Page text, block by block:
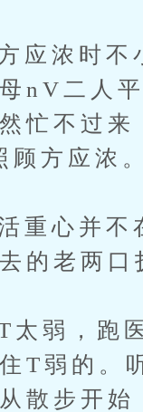
时不小
nV二人
忙不过
方应浓。
并不在
的老两口
，跑医
T弱的。
散步开